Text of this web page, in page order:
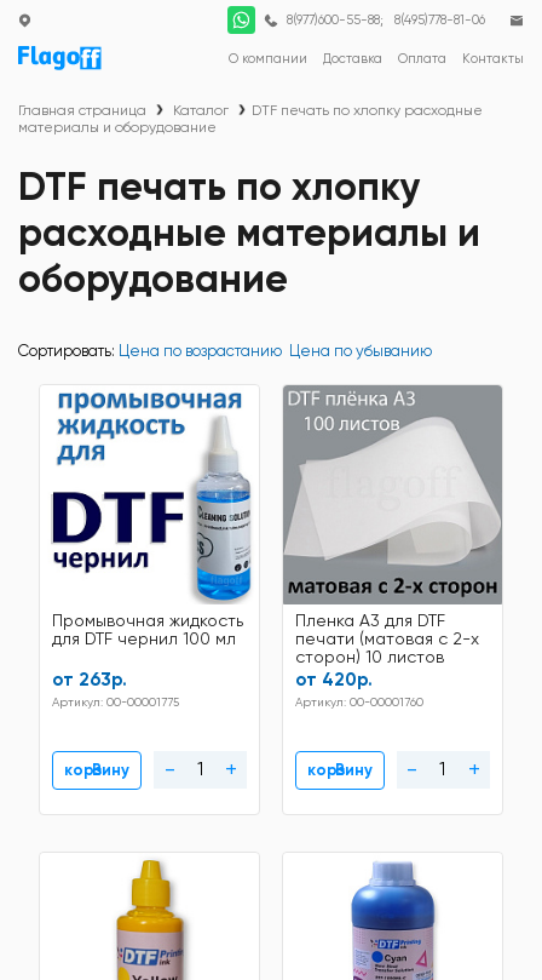
О компании Доставка Оплата Контакты
8(977)600-55-88; 8(495)778-81-06
Главная страница Каталог
DTF печать по хлопку расходные
материалы и оборудование
DTF печать по хлопку
расходные материалы и
оборудование
Сортировать: Цена по возрастанию Цена по убыванию
Промывочная жидкость
для DTF чернил 100 мл
от 263р.
Артикул: 00-00001775
В корзину - +
Пленка A3 для DTF
печати (матовая с 2-х
сторон) 10 листов
от 420р.
Артикул: 00-00001760
В корзину - +